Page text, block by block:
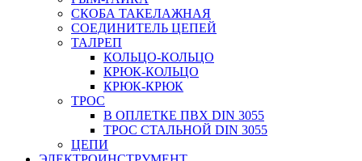
СКОБА ТАКЕЛАЖНАЯ
СОЕДИНИТЕЛЬ ЦЕПЕЙ
ТАЛРЕП
КОЛЬЦО-КОЛЬЦО
КРЮК-КОЛЬЦО
КРЮК-КРЮК
ТРОС
В ОПЛЕТКЕ ПВХ DIN 3055
ТРОС СТАЛЬНОЙ DIN 3055
ЦЕПИ